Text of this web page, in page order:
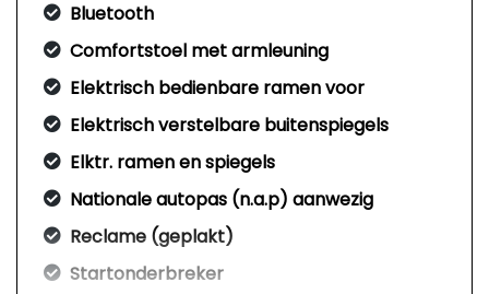
Bluetooth
Comfortstoel met armleuning
Elektrisch bedienbare ramen voor
Elektrisch verstelbare buitenspiegels
Elktr. ramen en spiegels
Nationale autopas (n.a.p) aanwezig
Reclame (geplakt)
Startonderbreker